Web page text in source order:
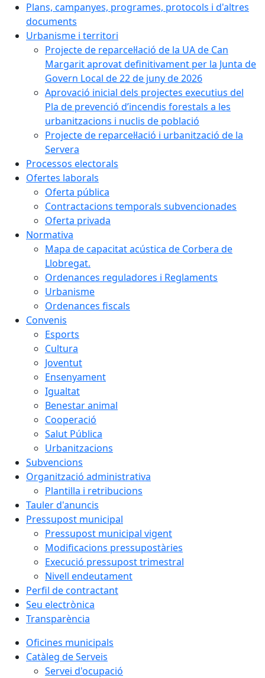
Plans, campanyes, programes, protocols i d'altres
documents
Urbanisme i territori
Projecte de reparcel·lació de la UA de Can
Margarit aprovat definitivament per la Junta de
Govern Local de 22 de juny de 2026
Aprovació inicial dels projectes executius del
Pla de prevenció d’incendis forestals a les
urbanitzacions i nuclis de població
Projecte de reparcel·lació i urbanització de la
Servera
Processos electorals
Ofertes laborals
Oferta pública
Contractacions temporals subvencionades
Oferta privada
Normativa
Mapa de capacitat acústica de Corbera de
Llobregat.
Ordenances reguladores i Reglaments
Urbanisme
Ordenances fiscals
Convenis
Esports
Cultura
Joventut
Ensenyament
Igualtat
Benestar animal
Cooperació
Salut Pública
Urbanitzacions
Subvencions
Organització administrativa
Plantilla i retribucions
Tauler d'anuncis
Pressupost municipal
Pressupost municipal vigent
Modificacions pressupostàries
Execució pressupost trimestral
Nivell endeutament
Perfil de contractant
Seu electrònica
Transparència
Oficines municipals
Catàleg de Serveis
Servei d'ocupació